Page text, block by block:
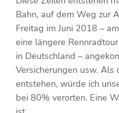
Bahn, auf dem Weg zur
Freitag im Juni 2018 –
eine längere
in Deutschland –
Versicherungen usw. Als
entstehen, würde ich
bei 80% verorten. Eine